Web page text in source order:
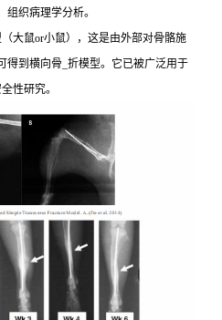
织病理学分析。
大鼠or小鼠），这是由外部对骨骼施
得到横向骨_折模型。它已被广泛用于
性研究。